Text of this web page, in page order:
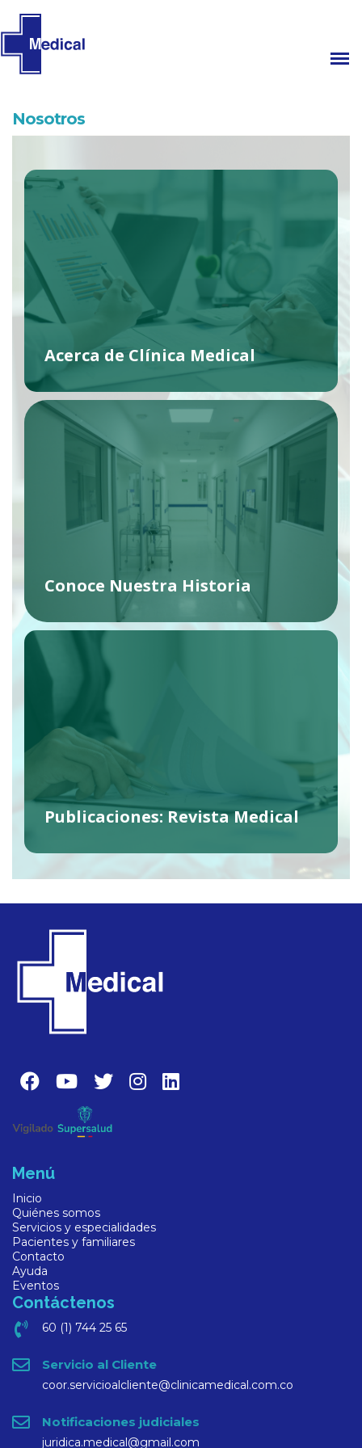
Nosotros
Acerca de Clínica Medical
Conoce Nuestra Historia
Publicaciones: Revista Medical
Menú
Inicio
Quiénes somos
Servicios y especialidades
Pacientes y familiares
Contacto
Ayuda
Eventos
Contáctenos
60 (1) 744 25 65
Servicio al Cliente
coor.servicioalcliente@clinicamedical.com.co
Notificaciones judiciales
juridica.medical@gmail.com